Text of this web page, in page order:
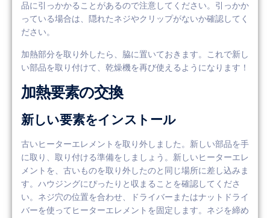
品に引っかかることがあるので注意してください。引っかか
っている場合は、隠れたネジやクリップがないか確認してく
ださい。
加熱部分を取り外したら、脇に置いておきます。これで新し
い部品を取り付けて、乾燥機を再び使えるようになります！
加熱要素の交換
新しい要素をインストール
古いヒーターエレメントを取り外しました。新しい部品を手
に取り、取り付ける準備をしましょう。新しいヒーターエレ
メントを、古いものを取り外したのと同じ場所に差し込みま
す。ハウジングにぴったりと収まることを確認してくださ
い。ネジ穴の位置を合わせ、ドライバーまたはナットドライ
バーを使ってヒーターエレメントを固定します。ネジを締め